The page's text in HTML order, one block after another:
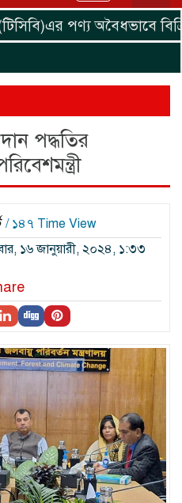
navigation
পণ্য অবৈধভাবে
পদ্ধতির
/ ১৪৭ Time View
১৬ জানুয়ারী, ২০২৪, ১:৩৩